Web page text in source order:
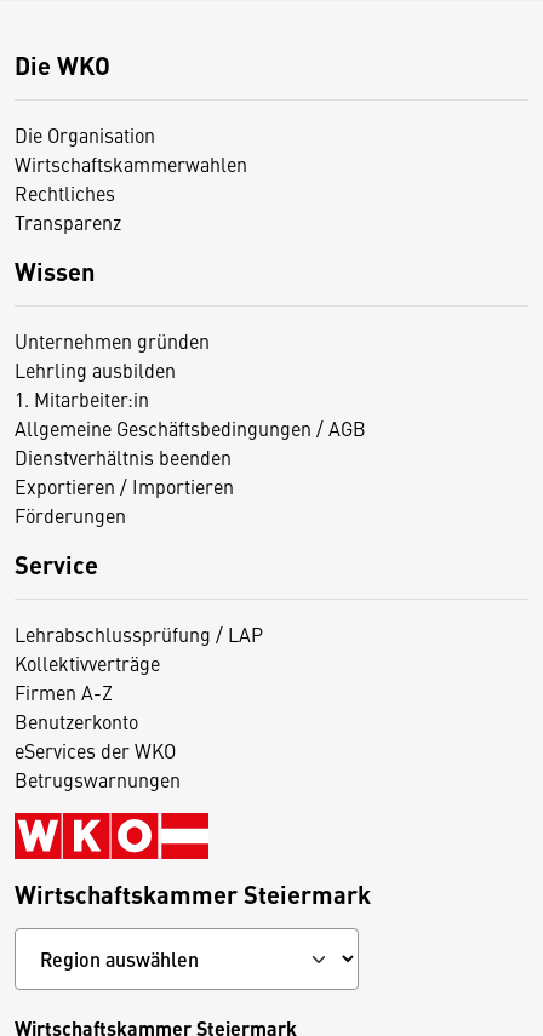
Die WKO
Die Organisation
Wirtschaftskammerwahlen
Rechtliches
Transparenz
Wissen
Unternehmen gründen
Lehrling ausbilden
1. Mitarbeiter:in
Allgemeine Geschäftsbedingungen / AGB
Dienstverhältnis beenden
Exportieren / Importieren
Förderungen
Service
Lehrabschlussprüfung / LAP
Kollektivverträge
Firmen A-Z
Benutzerkonto
eServices der WKO
Betrugswarnungen
Wirtschaftskammer Steiermark
Wirtschaftskammer Steiermark